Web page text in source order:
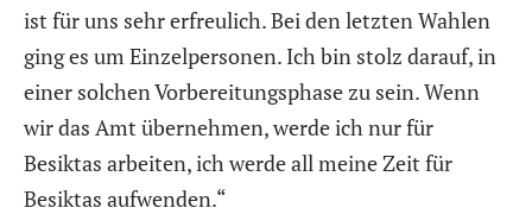
ist für uns sehr erfreulich. Bei den letzten Wahlen
ging es um Einzelpersonen. Ich bin stolz darauf, in
einer solchen Vorbereitungsphase zu sein. Wenn
wir das Amt übernehmen, werde ich nur für
Besiktas arbeiten, ich werde all meine Zeit für
Besiktas aufwenden.“